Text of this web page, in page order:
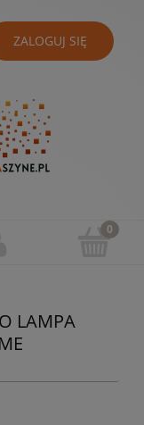
ZALOGUJ SIĘ
LAMPA